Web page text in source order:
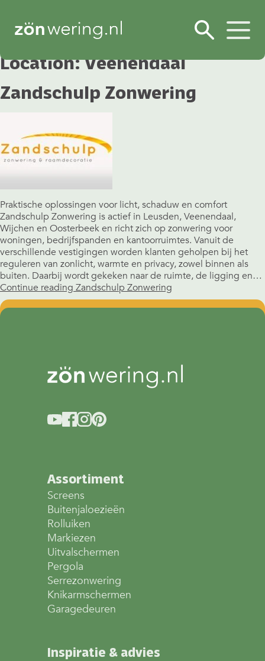
Location:Veenendaal
Zandschulp Zonwering
Praktische oplossingen voor licht, schaduw en comfort
Zandschulp Zonwering is actief in Leusden, Veenendaal,
Wijchen en Oosterbeek en richt zich op zonwering voor
woningen, bedrijfspanden en kantoorruimtes. Vanuit de
verschillende vestigingen worden klanten geholpen bij het
reguleren van zonlicht, warmte en privacy, zowel binnen als
buiten. Daarbij wordt gekeken naar de ruimte, de ligging en…
Continue reading Zandschulp Zonwering
Assortiment
Screens
Buitenjaloezieën
Rolluiken
Markiezen
Uitvalschermen
Pergola
Serrezonwering
Knikarmschermen
Garagedeuren
Inspiratie & advies